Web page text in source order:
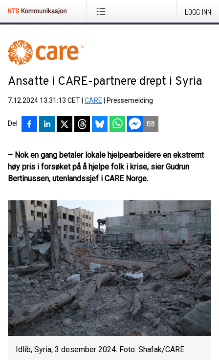
LOGG INN
Ansatte i CARE-partnere drept i Syria
7.12.2024 13:31:13 CET CARE Pressemelding
Del
– Nok en gang betaler lokale hjelpearbeidere en ekstremt
høy pris i forsøket på å hjelpe folk i krise, sier Gudrun
Bertinussen, utenlandssjef i CARE Norge.
Idlib, Syria, 3 desember 2024. Foto: Shafak/CARE